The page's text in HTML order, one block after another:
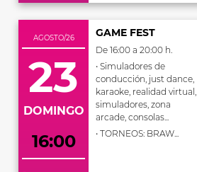
AGOSTO/26
23
DOMINGO
16:00
GAME FEST
De 16:00 a 20:00 h.
• Simuladores de
conducción, just dance,
karaoke, realidad virtual,
simuladores, zona
arcade, consolas...
• TORNEOS: BRAW...